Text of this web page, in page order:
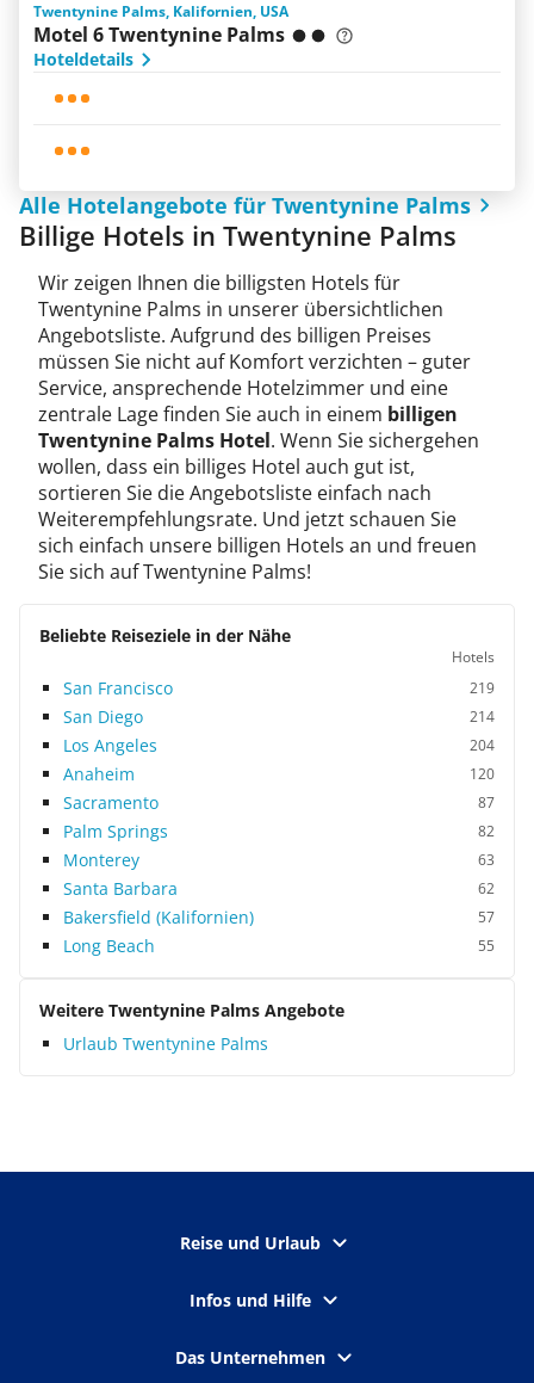
Twentynine Palms, Kalifornien, USA
Motel 6 Twentynine Palms
Hoteldetails
Alle Hotelangebote für Twentynine Palms
Billige Hotels in Twentynine Palms
Wir zeigen Ihnen die billigsten Hotels für
Twentynine Palms in unserer übersichtlichen
Angebotsliste. Aufgrund des billigen Preises
müssen Sie nicht auf Komfort verzichten – guter
Service, ansprechende Hotelzimmer und eine
zentrale Lage finden Sie auch in einem billigen
Twentynine Palms Hotel. Wenn Sie sichergehen
wollen, dass ein billiges Hotel auch gut ist,
sortieren Sie die Angebotsliste einfach nach
Weiterempfehlungsrate. Und jetzt schauen Sie
sich einfach unsere billigen Hotels an und freuen
Sie sich auf Twentynine Palms!
Beliebte Reiseziele in der Nähe
Hotels
San Francisco 219
San Diego 214
Los Angeles 204
Anaheim 120
Sacramento 87
Palm Springs 82
Monterey 63
Santa Barbara 62
Bakersfield (Kalifornien) 57
Long Beach 55
Weitere Twentynine Palms Angebote
Urlaub Twentynine Palms
Reise und Urlaub
Infos und Hilfe
Das Unternehmen